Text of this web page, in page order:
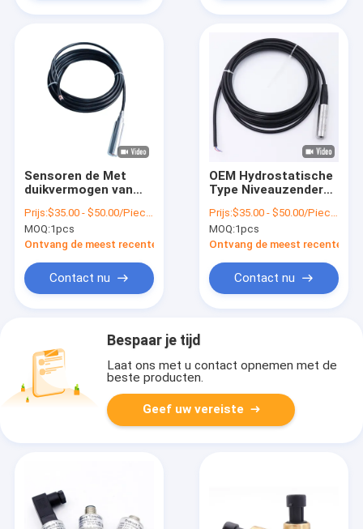
Sensoren de Met
duikvermogen van
Prestatiesniveau
voor Olietank
Prijs:$35.00 - $50.00/Pieces
MOQ:1pcs
Ontvang de meest recente Prijs
Contact nu
OEM Hydrostatische
Type Niveauzender
Drinkwater
Prijs:$35.00 - $50.00/Pieces
MOQ:1pcs
Ontvang de meest recente
Contact nu
Bespaar je tijd
Laat ons met u contact opnemen met de
beste producten.
Geef uw vereiste